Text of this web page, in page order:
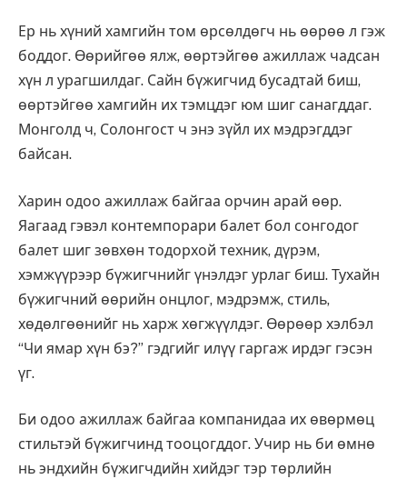
Ер нь хүний хамгийн том өрсөлдөгч нь өөрөө л гэж
боддог. Өөрийгөө ялж, өөртэйгөө ажиллаж чадсан
хүн л урагшилдаг. Сайн бүжигчид бусадтай биш,
өөртэйгөө хамгийн их тэмцдэг юм шиг санагддаг.
Монголд ч, Солонгост ч энэ зүйл их мэдрэгддэг
байсан.
Харин одоо ажиллаж байгаа орчин арай өөр.
Яагаад гэвэл контемпорари балет бол сонгодог
балет шиг зөвхөн тодорхой техник, дүрэм,
хэмжүүрээр бүжигчнийг үнэлдэг урлаг биш. Тухайн
бүжигчний өөрийн онцлог, мэдрэмж, стиль,
хөдөлгөөнийг нь харж хөгжүүлдэг. Өөрөөр хэлбэл
“Чи ямар хүн бэ?” гэдгийг илүү гаргаж ирдэг гэсэн
үг.
Би одоо ажиллаж байгаа компанидаа их өвөрмөц
стильтэй бүжигчинд тооцогддог. Учир нь би өмнө
нь эндхийн бүжигчдийн хийдэг тэр төрлийн